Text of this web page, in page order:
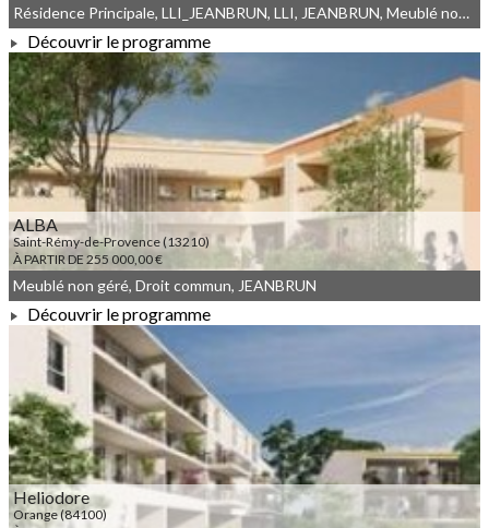
À PARTIR DE 207 167,00 €
Résidence Principale, LLI_JEANBRUN, LLI, JEANBRUN, Meublé non géré, Droit commun
Découvrir le programme
ALBA
Saint-Rémy-de-Provence (13210)
À PARTIR DE 255 000,00 €
À PARTIR DE 255 000,00 €
Meublé non géré, Droit commun, JEANBRUN
Découvrir le programme
Heliodore
Orange (84100)